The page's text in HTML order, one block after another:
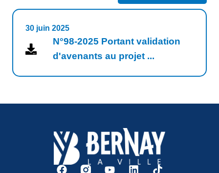
30 juin 2025
N°98-2025 Portant validation
d'avenants au projet ...